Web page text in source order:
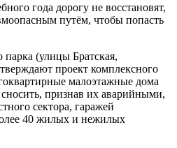
года дорогу не восстановят,
путём, чтобы попасть
(улицы Братская,
проект комплексного
малоэтажные дома
признав их аварийными,
сектора, гаражей
40 жилых и нежилых